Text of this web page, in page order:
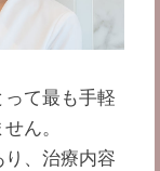
て最も手軽
ん。
、治療内容